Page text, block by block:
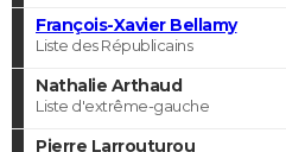
François-Xavier Bellamy
Liste des Républicains
Nathalie Arthaud
Liste d'extrême-gauche
Pierre Larrouturou